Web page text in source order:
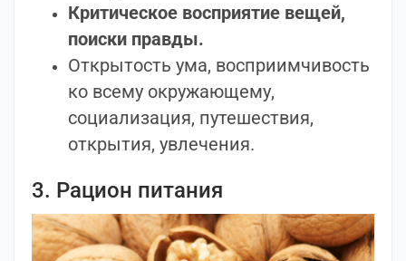
Критическое восприятие вещей,
поиски правды.
Открытость ума, восприимчивость
ко всему окружающему,
социализация, путешествия,
открытия, увлечения.
3. Рацион питания